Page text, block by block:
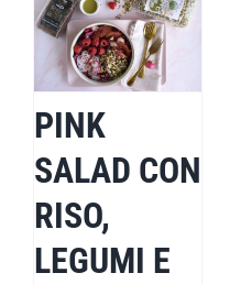
PINK
SALAD CON
RISO,
LEGUMI E